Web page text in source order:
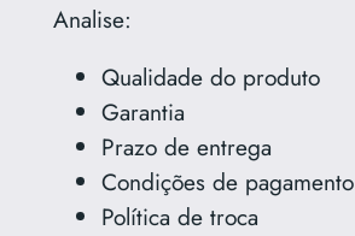
Analise:
Qualidade do produto
Garantia
Prazo de entrega
Condições de pagamento
Política de troca